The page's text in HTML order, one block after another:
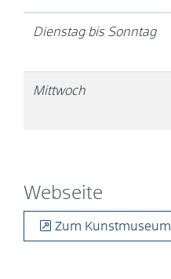
Dienstag bis Sonntag
Mittwoch
Webseite
Zum Kunstmuseum